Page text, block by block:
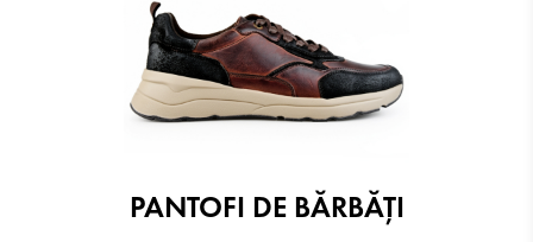
PANTOFI DE BĂRBĂȚI